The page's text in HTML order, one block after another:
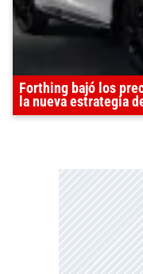
Forthing bajó los
la nueva estrategia